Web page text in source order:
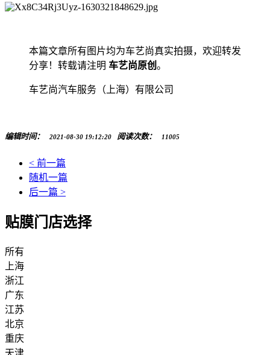
本篇文章所有图片均为车艺尚真实拍摄，欢迎转发
分享！转载请注明 车艺尚原创 。
车艺尚汽车服务（上海）有限公司
编辑时间： 2021-08-30 19:12:20 阅读次数： 11005
< 前一篇
随机一篇
后一篇 >
贴膜门店选择
所有
上海
浙江
广东
江苏
北京
重庆
天津